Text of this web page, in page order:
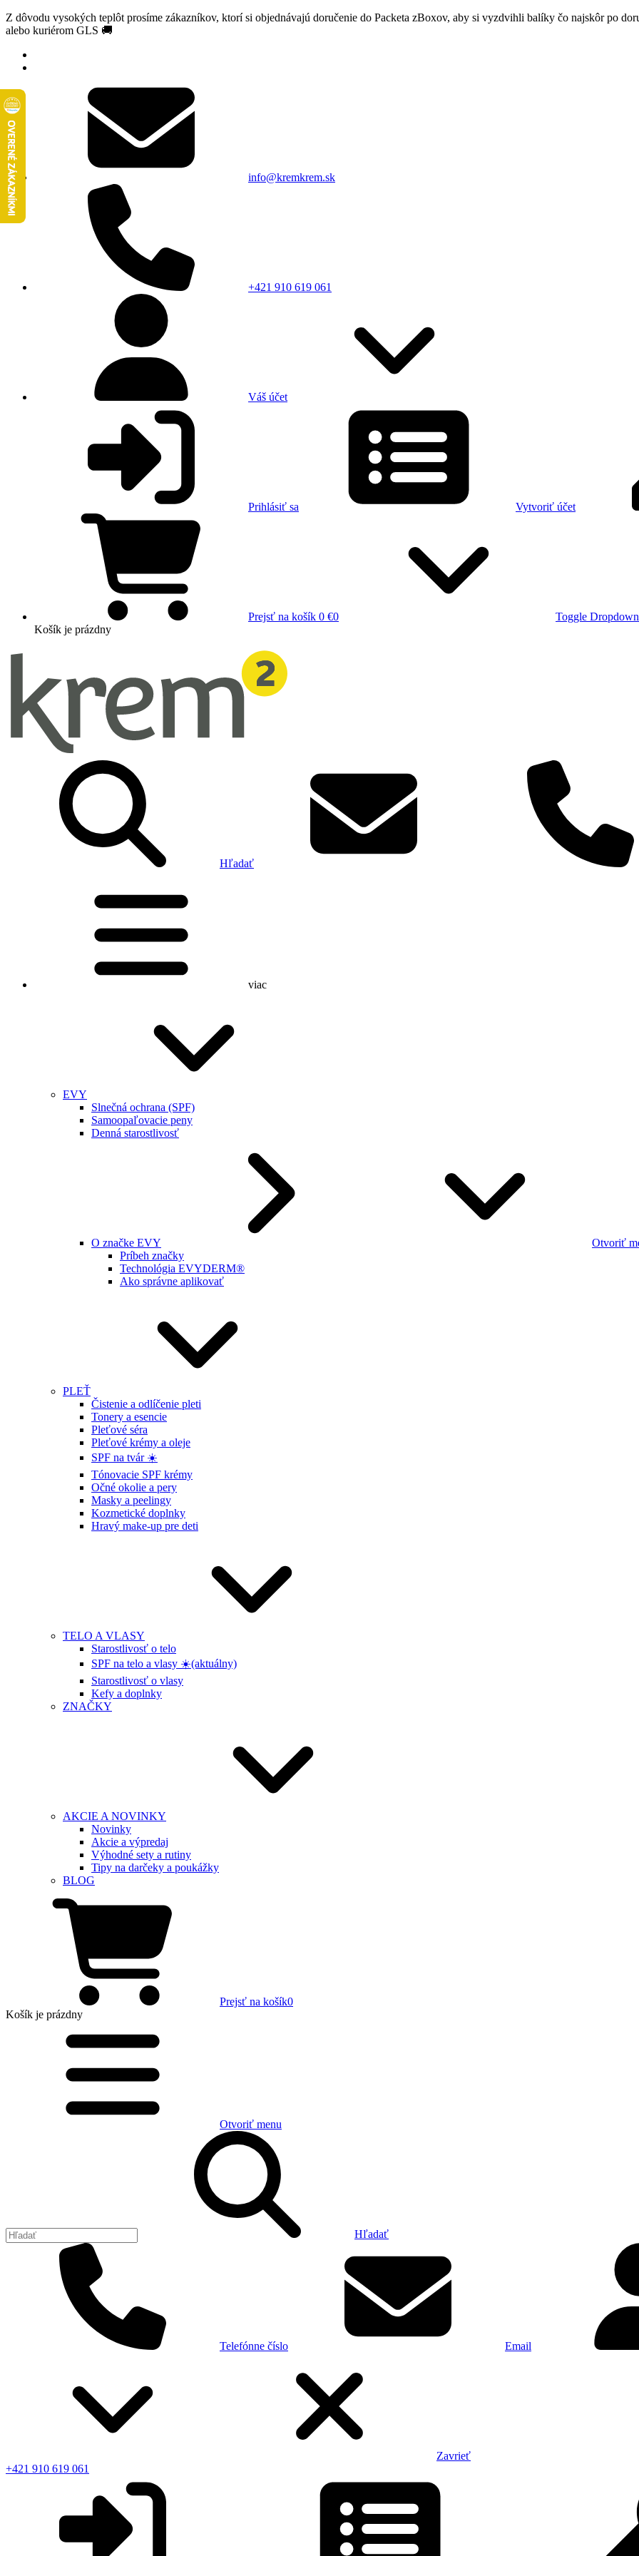
Z dôvodu vysokých teplôt prosíme zákazníkov, ktorí si objednávajú doručenie do Packeta zBoxov, aby si vyzdvihli balíky čo najskôr po
alebo kuriérom GLS 🚚
info@kremkrem.sk
+421 910 619 061
Váš účet
Prihlásiť sa Vytvoriť účet
Prejsť na košík 0 €0
Toggle Dropdown
Košík je prázdny
Hľadať
viac
EVY
Slnečná ochrana (SPF)
Samoopaľovacie peny
Denná starostlivosť
O značke EVY
Otvoriť
Príbeh značky
Technológia EVYDERM®
Ako správne aplikovať
PLEŤ
Čistenie a odlíčenie pleti
Tonery a esencie
Pleťové séra
Pleťové krémy a oleje
SPF na tvár ☀️
Tónovacie SPF krémy
Očné okolie a pery
Masky a peelingy
Kozmetické doplnky
Hravý make-up pre deti
TELO A VLASY
Starostlivosť o telo
SPF na telo a vlasy ☀️(aktuálny)
Starostlivosť o vlasy
Kefy a doplnky
ZNAČKY
AKCIE A NOVINKY
Novinky
Akcie a výpredaj
Výhodné sety a rutiny
Tipy na darčeky a poukážky
BLOG
Prejsť na košík0
Košík je prázdny
Otvoriť menu
Hľadať
Telefónne číslo Email
Zavrieť
+421 910 619 061